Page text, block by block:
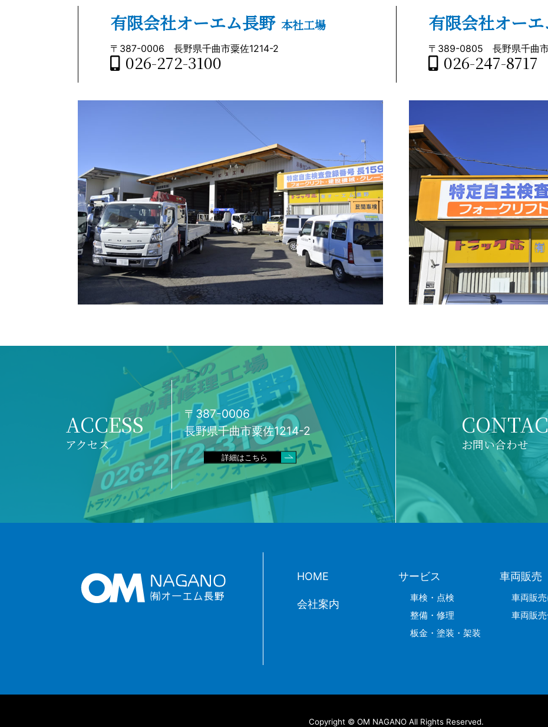
有限会社オーエム長野 本社工場
〒387-0006 長野県千曲市粟佐1214-2
026-272-3100
有限会社オー
〒389-0805 長野県千曲
026-247-8717
ACCESS
アクセス
〒387-0006
長野県千曲市粟佐1214-2
詳細はこちら
お問い合わせ
HOME
会社案内
サービス
車検・点検
整備・修理
板金・塗装・架装
車両販売
車両販
車両販
Copyright © OM NAGANO All Rights Reserved.